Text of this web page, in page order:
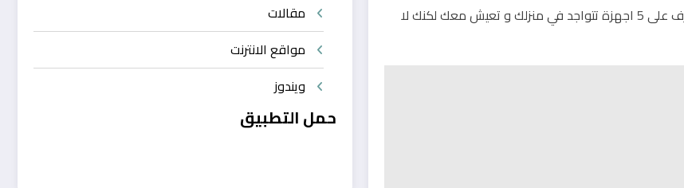
مرحبا بكم من جديد يا زوار مدونة قلعة الشروح في هذه التدوينة سنتعرف على 5 اجهزة تتواجد في منزلك و تعيش معك لكنك لا
مقالات
مواقع الانترنت
ويندوز
حمل التطبيق